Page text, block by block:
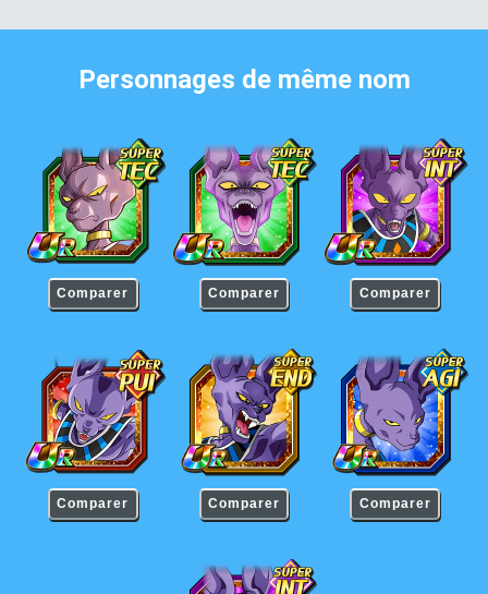
Personnages de même nom
Comparer Comparer Comparer
Comparer Comparer Comparer